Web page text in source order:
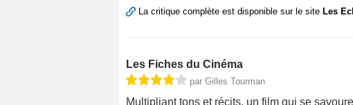
La critique complète est disponible sur le site Les
Les Fiches du Cinéma
par Gilles Tourman
Multipliant tons et récits, un film qui se